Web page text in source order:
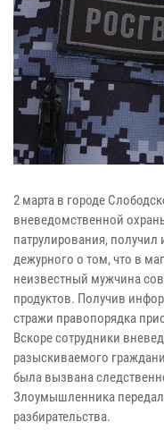
2 марта в городе
вневедомственной
патрулирования,
дежурного о том, что в
неизвестный мужчина
продуктов. Получив
стражи правопорядка
Вскоре сотрудники
разыскиваемого
была вызвана
Злоумышленника
разбирательства.